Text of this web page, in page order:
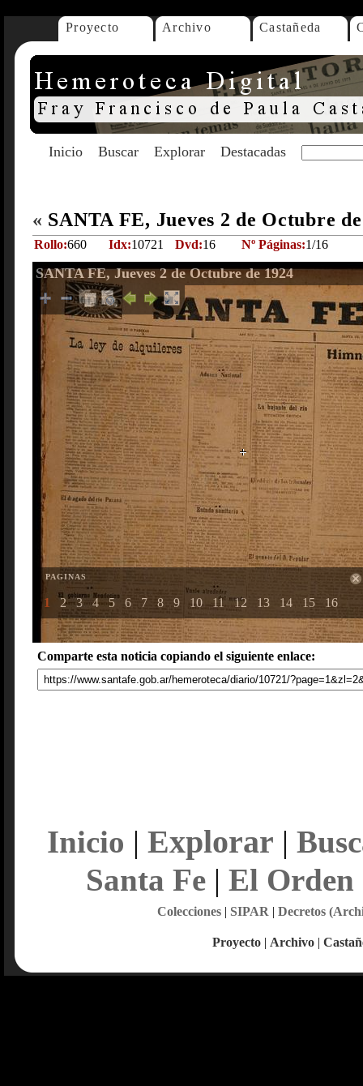
Proyecto Archivo Castañeda
Inicio Buscar Explorar Destacadas
« SANTA FE, Jueves 2 de Octubre
Rollo:660 Idx:10721 Dvd:16 Nº Páginas:1/16
SANTA FE, Jueves 2 de Octubre de 1924
PAGINAS
1 2 3 4 5 6 7 8 9 10 11 12 13 14 15 16
Comparte esta noticia copiando el siguiente enlace:
Inicio | Explorar |
Santa Fe| El Orden
Colecciones| SIPAR | Decretos
Proyecto | Archivo |